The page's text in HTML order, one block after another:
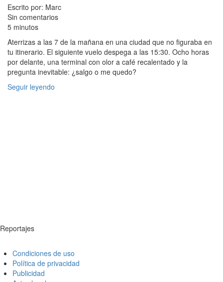
Escrito por: Marc
Sin comentarios
5 minutos
Aterrizas a las 7 de la mañana en una ciudad que no figuraba en
tu itinerario. El siguiente vuelo despega a las 15:30. Ocho horas
por delante, una terminal con olor a café recalentado y la
pregunta inevitable: ¿salgo o me quedo?
Seguir leyendo
Reportajes
Condiciones de uso
Política de privacidad
Publicidad